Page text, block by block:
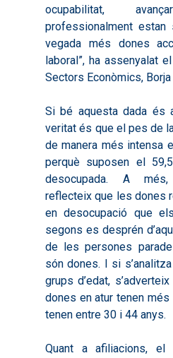
ocupabilitat,
professionalment estan
vegada més dones
laboral”, ha assenyalat
Sectors Econòmics, Borja
Si bé aquesta dada és
veritat és que el pes de
de manera més intensa
perquè suposen el
desocupada. A
reflecteix que les dones
en desocupació que
segons es desprén
de les persones
són dones. I si
grups d’edat,
dones en atur tenen
tenen entre 30 i 44 anys.
Quant a afiliacions, el